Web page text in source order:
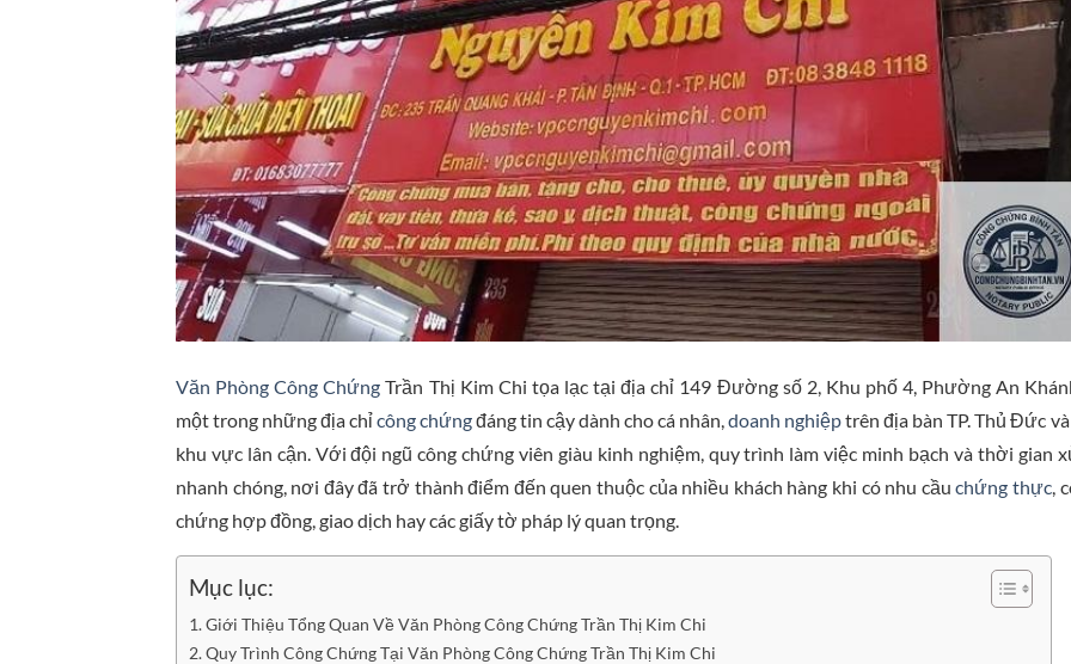
Văn Phòng Công Chứng Trần Thị Kim Chi tọa lạc tại địa chỉ 149 Đường số 2, Khu phố 4, Phường An
một trong những địa chỉcông chứngđáng tin cậy dành cho cá nhân,doanh nghiệptrên địa bàn TP. Thủ Đức và
khu vực lân cận. Với đội ngũ công chứng viên giàu kinh nghiệm, quy trình làm việc minh bạch và thời gian
nhanh chóng, nơi đây đã trở thành điểm đến quen thuộc của nhiều khách hàng khi có nhu cầuchứng thực,
chứng hợp đồng, giao dịch hay các giấy tờ pháp lý quan trọng.
Mục lục:
Giới Thiệu Tổng Quan Về Văn Phòng Công Chứng Trần Thị Kim Chi
Quy Trình Công Chứng Tại Văn Phòng Công Chứng Trần Thị Kim Chi